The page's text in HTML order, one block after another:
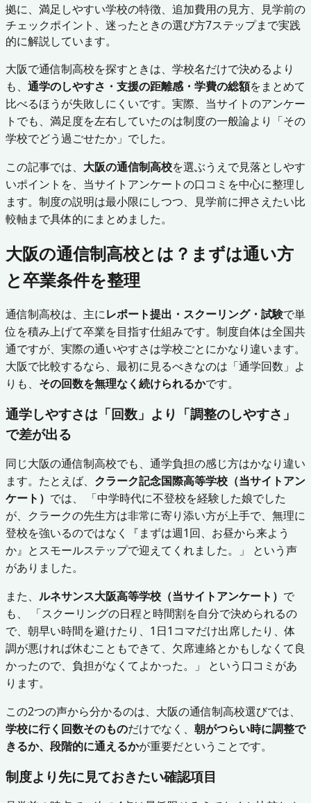
拠に、満足しやすい学校の特徴、追加費用の見方、見学前の
チェックポイント、迷ったときの選び方7ステップまで実践
的に解説しています。
大阪で通信制高校を探すときは、学校名だけで決めるより
も、 通学のしやすさ・支援の距離感・学費の総額をまとめて
比べるほうが失敗しにくいです。実際、当サイトのアンケー
トでも、満足度を左右していたのは制度の一般論より「その
学校でどう過ごせたか」でした。
この記事では、 大阪の通信制高校を選ぶうえで見落としやす
いポイントを、当サイトアンケートの口コミを中心に整理し
ます。制度の説明は最小限にしつつ、見学前に押さえたい比
較軸まで具体的にまとめました。
大阪の通信制高校とは？まずは通い方
と卒業条件を整理
通信制高校は、主にレポート提出・スクーリング・試験で単
位を積み上げて卒業を目指す仕組みです。制度自体は全国共
通ですが、実際の通いやすさは学校ごとにかなり違います。
大阪で比較するなら、最初に見るべきなのは「通学回数」よ
りも、 その回数を無理なく続けられるかです。
通学しやすさは「回数」より「調整のしやすさ」
で差が出る
同じ大阪の通信制高校でも、通学負担の感じ方はかなり違い
ます。たとえば、 クラーク記念国際高等学校（当サイトアン
ケート） では、 「中学時代に不登校を経験した娘でした
が、クラークの先生方は非常に寄り添い方が上手で、無理に
登校を強いるのではなく『まずは週1回、お昼から来よう
か』とスモールステップで迎えてくれました。」 という声
がありました。
また、 ルネサンス大阪高等学校（当サイトアンケート） で
も、 「スクーリングの日程と時間割を自分で決められるの
で、朝早い時間を避けたり、1日1コマだけ出席したり、体
調が悪ければ休むこともできて、欠席連絡とかもしなくて良
かったので、負担がなくてよかった。」 という口コミがあ
ります。
この2つの声から分かるのは、大阪の通信制高校選びでは、
学校に行く回数そのものだけでなく、 朝がつらい時に調整で
きるか、段階的に通えるかが重要だということです。
制度より先に見ておきたい確認項目